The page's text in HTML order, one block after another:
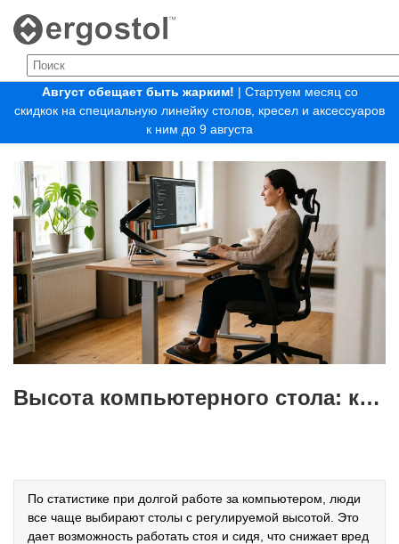
Август обещает быть жарким! | Стартуем месяц со
скидкок на специальную линейку столов, кресел и аксессуаров
к ним до 9 августа
Высота компьютерного стола: как подобрать правильную
По статистике при долгой работе за компьютером, люди
все чаще выбирают столы с регулируемой высотой. Это
дает возможность работать стоя и сидя, что снижает вред